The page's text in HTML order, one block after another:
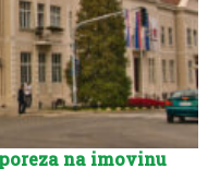
na imovinu